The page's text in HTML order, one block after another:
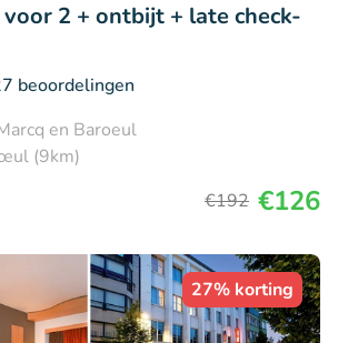
2 + ontbijt + late check-
beoordelingen
en Baroeul
(9km)
€192 €126
27% korting